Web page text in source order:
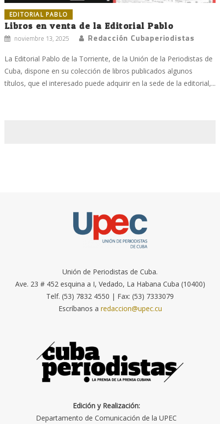
EDITORIAL PABLO
Libros en venta de la Editorial Pablo
noviembre 13, 2025 Redacción Cubaperiodistas
La Editorial Pablo de la Torriente, de la Unión de la Periodistas de
Cuba, dispone en su colección de libros publicados algunos
títulos, que el interesado puede adquirir en la sede de la editorial,...
Unión de Periodistas de Cuba.
Ave. 23 # 452 esquina a I, Vedado, La Habana Cuba (10400)
Telf. (53) 7832 4550 | Fax: (53) 7333079
Escríbanos a redaccion@upec.cu
Edición y Realización:
Departamento de Comunicación de la UPEC